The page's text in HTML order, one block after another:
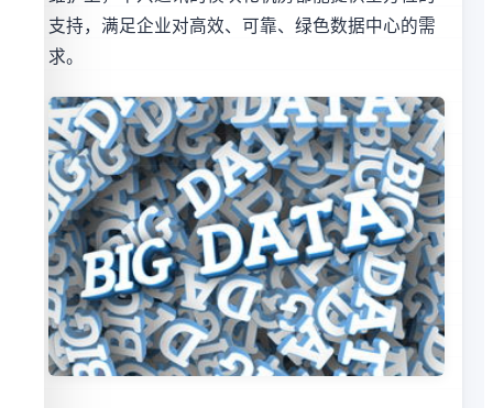
支持，满足企业对高效、可靠、绿色数据中心的需
求。